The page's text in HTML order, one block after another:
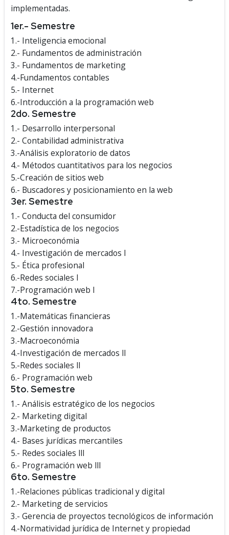
implementadas.
1er.- Semestre
1.- Inteligencia emocional
2.- Fundamentos de administración
3.- Fundamentos de marketing
4.-Fundamentos contables
5.- Internet
6.-Introducción a la programación web
2do. Semestre
1.- Desarrollo interpersonal
2.- Contabilidad administrativa
3.-Análisis exploratorio de datos
4.- Métodos cuantitativos para los negocios
5.-Creación de sitios web
6.- Buscadores y posicionamiento en la web
3er. Semestre
1.- Conducta del consumidor
2.-Estadística de los negocios
3.- Microeconómia
4.- Investigación de mercados l
5.- Ética profesional
6.-Redes sociales l
7.-Programación web l
4to. Semestre
1.-Matemáticas financieras
2.-Gestión innovadora
3.-Macroeconómia
4.-Investigación de mercados ll
5.-Redes sociales ll
6.- Programación web
5to. Semestre
1.- Análisis estratégico de los negocios
2.- Marketing digital
3.-Marketing de productos
4.- Bases jurídicas mercantiles
5.- Redes sociales lll
6.- Programación web lll
6to. Semestre
1.-Relaciones públicas tradicional y digital
2.- Marketing de servicios
3.- Gerencia de proyectos tecnológicos de información
4.-Normatividad jurídica de Internet y propiedad